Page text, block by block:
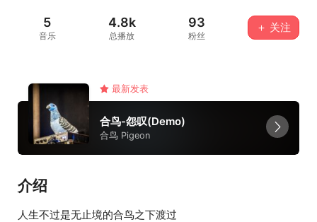
5
音乐
4.8k
总播放
93
粉丝
＋ 关注
最新发表
合鸟-怨叹(Demo)
合鸟 Pigeon
介绍
人生不过是无止境的合鸟之下渡过